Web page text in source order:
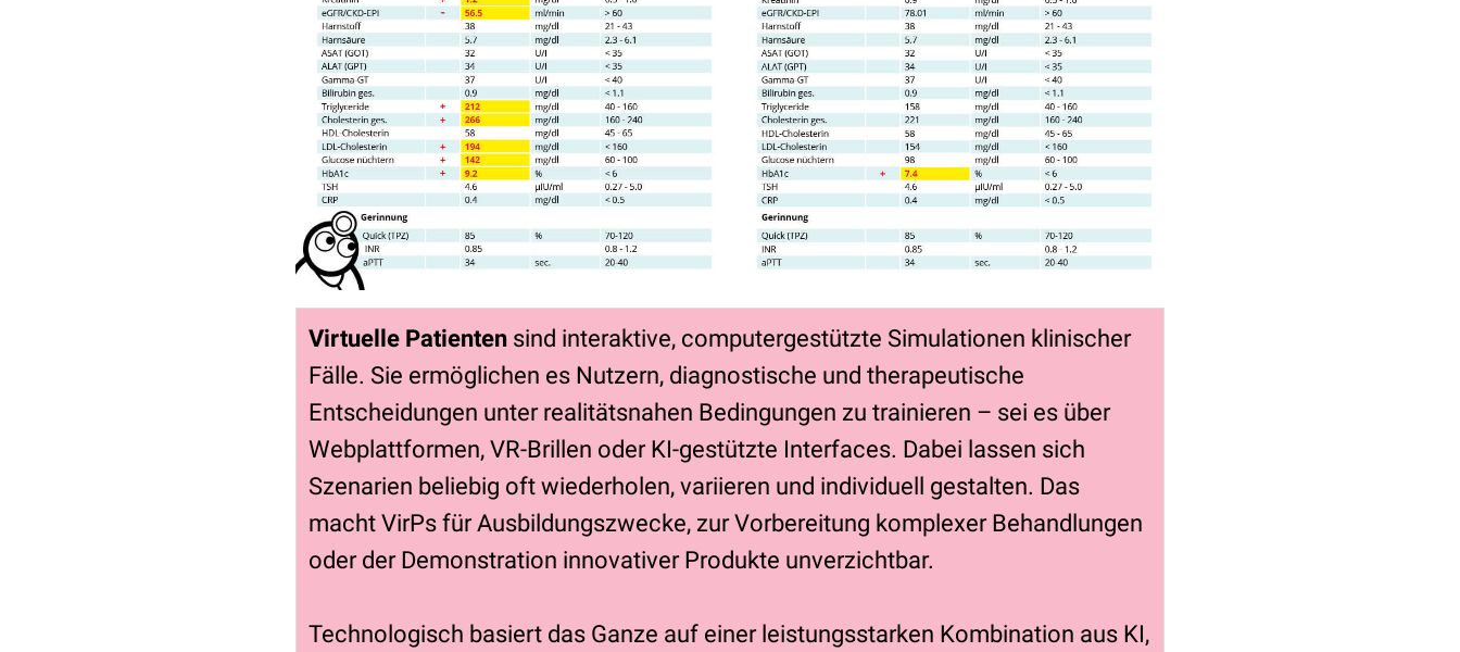
Virtuelle Patienten sind interaktive, computergestützte Simulationen klinischer
Fälle. Sie ermöglichen es Nutzern, diagnostische und therapeutische
Entscheidungen unter realitätsnahen Bedingungen zu trainieren – sei es über
Webplattformen, VR-Brillen oder KI-gestützte Interfaces. Dabei lassen sich
Szenarien beliebig oft wiederholen, variieren und individuell gestalten. Das
macht VirPs für Ausbildungszwecke, zur Vorbereitung komplexer Behandlungen
oder der Demonstration innovativer Produkte unverzichtbar.
Technologisch basiert das Ganze auf einer leistungsstarken Kombination aus KI,